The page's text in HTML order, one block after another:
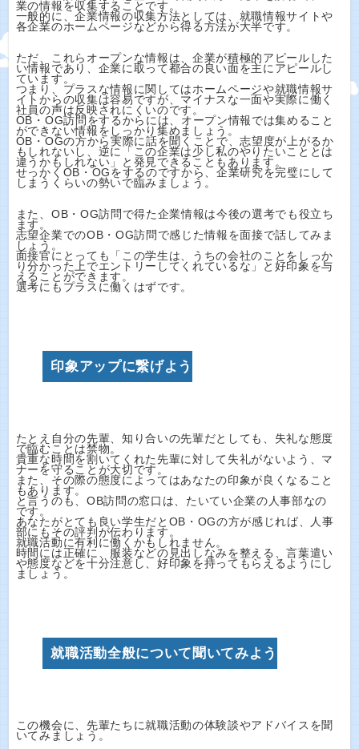
業の情報を収集することです。
一般的に、企業情報の収集方法としては、就職情報サイトや
各企業のホームページなどから得る方法が大半です。
ただ、これらオープンな情報は、企業が積極的アピールした
い情報であり、企業に取って都合の良い面を主にアピールし
ています。
つまり、プラスな情報に関してはホームページや就職情報サ
イトからの収集は容易ですが、マイナスな一面や実際に働く
社員の声は反映されにくいのです。
OB・OG訪問をするからには、オープン情報では集めること
ができない情報をしっかり集めましょう。
OB・OGの方から実際に話を聞くことで、志望度が上がるか
もしれないし、逆に「この企業は少し私のやりたいこととは
違うかもしれない」と発見できることもあります。
せっかくOB・OGをするのですから、企業研究を完璧にして
しまうくらいの勢いで臨みましょう。
また、OB・OG訪問で得た企業情報は今後の選考でも役立ち
ます。
志望企業でのOB・OG訪問で感じた情報を面接で話してみま
しょう。
面接官にとっても「この学生は、うちの会社のことをしっか
り分かった上でエントリーしてくれているな」と好印象を与
えることができます。
選考にもプラスに働くはずです。
印象アップに繋げよう
たとえ自分の先輩、知り合いの先輩だとしても、失礼な態度
で臨むことは禁物。
貴重な時間を割いてくれた先輩に対して失礼がないよう、マ
ナーを守ることが大切です。
また、その際の態度によってはあなたの印象が良くなること
もあります。
と言うのも、OB訪問の窓口は、たいてい企業の人事部なの
です。
あなたがとても良い学生だとOB・OGの方が感じれば、人事
部にもその評判が伝わります。
就職活動に有利に働くかもしれません。
時間には正確に、服装などの見出しなみを整える、言葉遣い
や態度などを十分注意し、好印象を持ってもらえるようにし
ましょう。
就職活動全般について聞いてみよう
この機会に、先輩たちに就職活動の体験談やアドバイスを聞
いてみましょう。